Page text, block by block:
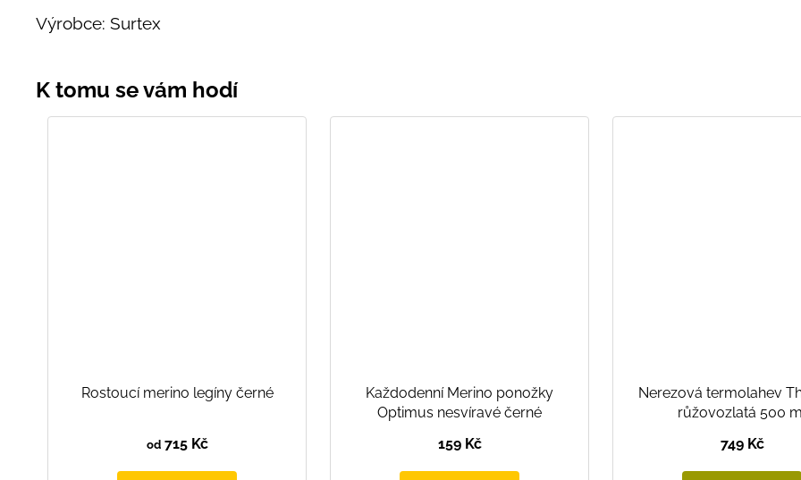
Výrobce: Surtex
Rostoucí merino legíny černé
od715 Kč
Každodenní Merino ponožky
Optimus nesvíravé černé
159 Kč
Nerezová termolahev
růžovozlatá 500
749 Kč